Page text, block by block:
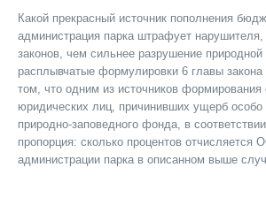
Какой прекрасный источник пополнения
администрация парка штрафует
законов, чем сильнее разрушение
расплывчатые формулировки 6 главы
том, что одним из источников
юридических лиц, причинивших ущерб
природно-заповедного фонда, в
пропорция: сколько процентов
администрации парка в описанном выше